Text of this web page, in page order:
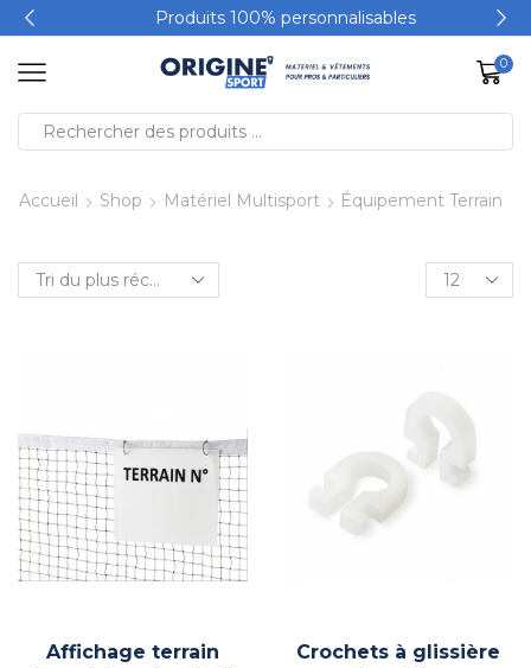
Produits 100% personnalisables
0
Accueil Shop Matériel Multisport Équipement Terrain
Affichage terrain
Crochets à glissière